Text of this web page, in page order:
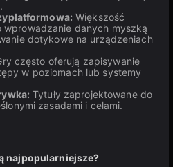
Większość
wprowadzanie danych myszką
dotykowe na urządzeniach
często oferują zapisywanie
w poziomach lub systemy
Tytuły zaprojektowane do
zasadami i celami.
najpopularniejsze?